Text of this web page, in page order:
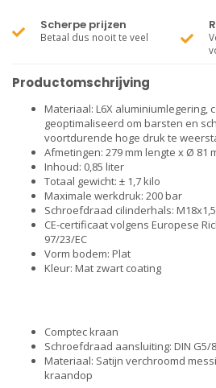
Scherpe prijzen
Betaal dus nooit te veel
Productomschrijving
Materiaal: L6X aluminiumlegering,
geoptimaliseerd om barsten en
voortdurende hoge druk te
Afmetingen: 279 mm lengte x Ø 81
Inhoud: 0,85 liter
Totaal gewicht: ± 1,7 kilo
Maximale werkdruk: 200 bar
Schroefdraad cilinderhals: M18x1,5
CE-certificaat volgens Europese
97/23/EC
Vorm bodem: Plat
Kleur: Mat zwart coating
Comptec kraan
Schroefdraad aansluiting: DIN G5/
Materiaal: Satijn verchroomd
kraandop